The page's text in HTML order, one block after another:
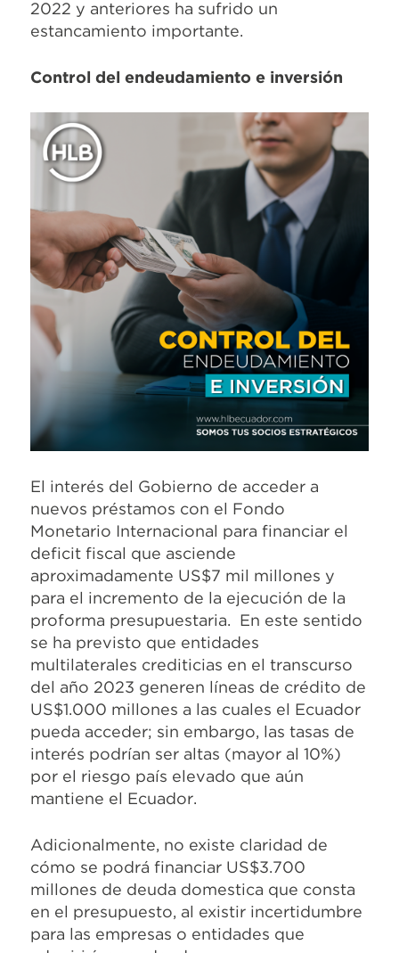
2022 y anteriores ha sufrido un
estancamiento importante.
Control del endeudamiento e inversión
El interés del Gobierno de acceder a
nuevos préstamos con el Fondo
Monetario Internacional para financiar el
deficit fiscal que asciende
aproximadamente US$7 mil millones y
para el incremento de la ejecución de la
proforma presupuestaria. En este sentido
se ha previsto que entidades
multilaterales crediticias en el transcurso
del año 2023 generen líneas de crédito de
US$1.000 millones a las cuales el Ecuador
pueda acceder; sin embargo, las tasas de
interés podrían ser altas (mayor al 10%)
por el riesgo país elevado que aún
mantiene el Ecuador.
Adicionalmente, no existe claridad de
cómo se podrá financiar US$3.700
millones de deuda domestica que consta
en el presupuesto, al existir incertidumbre
para las empresas o entidades que